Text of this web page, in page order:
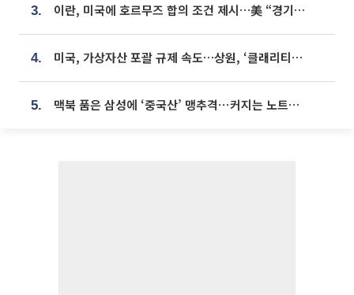
3. 이란, 미국에 호르무즈 합의 조건 제시…美 “경기 아직 안 끝나” [종합]
4. 미국, 가상자산 포괄 규제 속도…상원, ‘클래리티법’ 9월 절차투표 추진
5. 맥북 품은 삼성에 ‘중국산’ 맹추격⋯커지는 노트북 OLED 시장